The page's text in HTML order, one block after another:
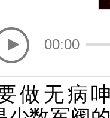
00:00
做无病